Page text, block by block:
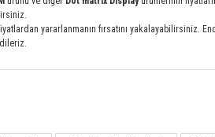
yararlanmanın fırsatını yakalayabilirsiniz.